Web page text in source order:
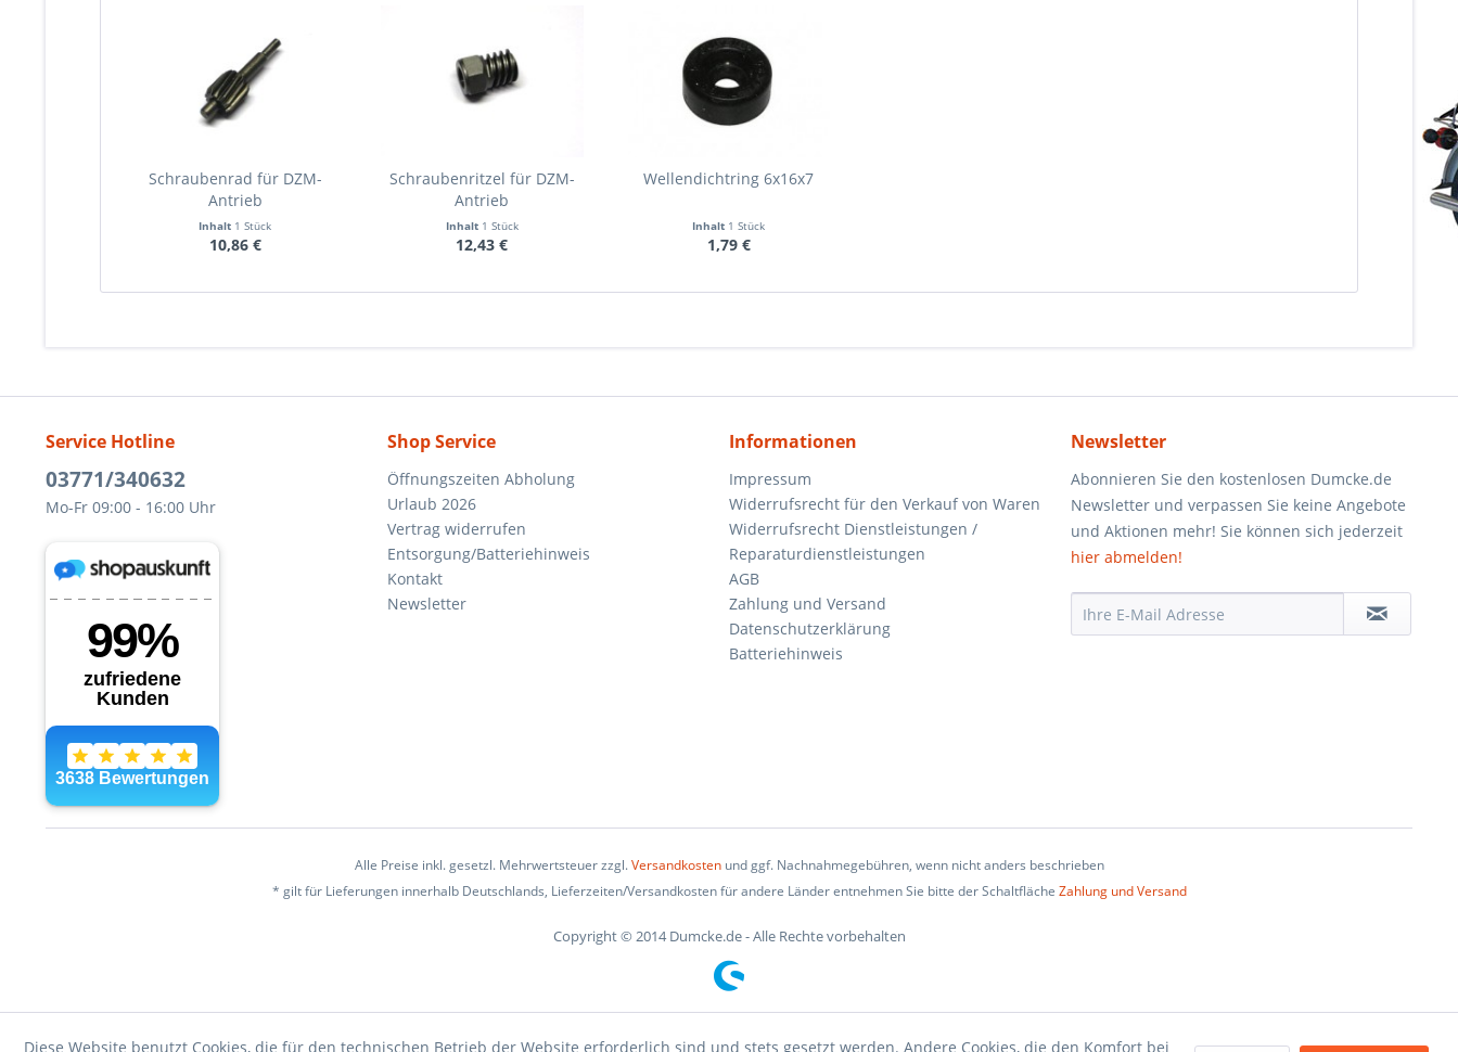
Schraubenrad für DZM-
Antrieb
Inhalt 1 Stück
10,86 €
Schraubenritzel für DZM-
Antrieb
Inhalt 1 Stück
12,43 €
Wellendichtring 6x16x7
Inhalt 1 Stück
1,79 €
Service Hotline
03771/340632
Mo-Fr 09:00 - 16:00 Uhr
Shop Service
Öffnungszeiten Abholung
Urlaub 2026
Vertrag widerrufen
Entsorgung/Batteriehinweis
Kontakt
Newsletter
Informationen
Impressum
Widerrufsrecht für den Verkauf von Waren
Widerrufsrecht Dienstleistungen /
Reparaturdienstleistungen
AGB
Zahlung und Versand
Datenschutzerklärung
Batteriehinweis
Newsletter
Abonnieren Sie den kostenlosen Dumcke.de
Newsletter und verpassen Sie keine Angebote
und Aktionen mehr! Sie können sich jederzeit
hier abmelden!
Alle Preise inkl. gesetzl. Mehrwertsteuer zzgl.Versandkostenund ggf. Nachnahmegebühren, wenn nicht anders beschrieben
* gilt für Lieferungen innerhalb Deutschlands, Lieferzeiten/Versandkosten für andere Länder entnehmen Sie bitte der Schaltfläche Zahlung und Versand
Copyright © 2014 Dumcke.de - Alle Rechte vorbehalten
Diese Website benutzt Cookies, die für den technischen Betrieb der Website erforderlich sind und stets gesetzt werden. Andere Cookies, die den Komfort bei